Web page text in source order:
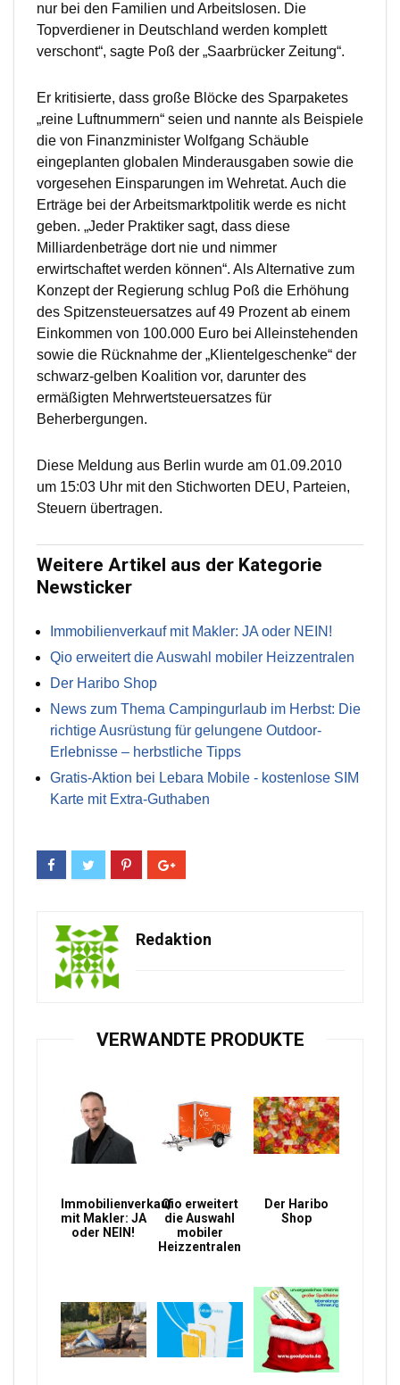
nur bei den Familien und Arbeitslosen. Die
Topverdiener in Deutschland werden komplett
verschont“, sagte Poß der „Saarbrücker Zeitung“.
Er kritisierte, dass große Blöcke des Sparpaketes
„reine Luftnummern“ seien und nannte als Beispiele
die von Finanzminister Wolfgang Schäuble
eingeplanten globalen Minderausgaben sowie die
vorgesehen Einsparungen im Wehretat. Auch die
Erträge bei der Arbeitsmarktpolitik werde es nicht
geben. „Jeder Praktiker sagt, dass diese
Milliardenbeträge dort nie und nimmer
erwirtschaftet werden können“. Als Alternative zum
Konzept der Regierung schlug Poß die Erhöhung
des Spitzensteuersatzes auf 49 Prozent ab einem
Einkommen von 100.000 Euro bei Alleinstehenden
sowie die Rücknahme der „Klientelgeschenke“ der
schwarz-gelben Koalition vor, darunter des
ermäßigten Mehrwertsteuersatzes für
Beherbergungen.
Diese Meldung aus Berlin wurde am 01.09.2010
um 15:03 Uhr mit den Stichworten DEU, Parteien,
Steuern übertragen.
Weitere Artikel aus der Kategorie
Newsticker
Immobilienverkauf mit Makler: JA oder NEIN!
Qio erweitert die Auswahl mobiler Heizzentralen
Der Haribo Shop
News zum Thema Campingurlaub im Herbst: Die
richtige Ausrüstung für gelungene Outdoor-
Erlebnisse – herbstliche Tipps
Gratis-Aktion bei Lebara Mobile - kostenlose SIM
Karte mit Extra-Guthaben
Redaktion
VERWANDTE PRODUKTE
Immobilienverkauf
mit Makler: JA
oder NEIN!
Qio erweitert
die Auswahl
mobiler
Heizzentralen
Der Haribo
Shop